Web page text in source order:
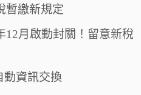
暫繳新規定
12月啟動封關！留意新稅
動資訊交換